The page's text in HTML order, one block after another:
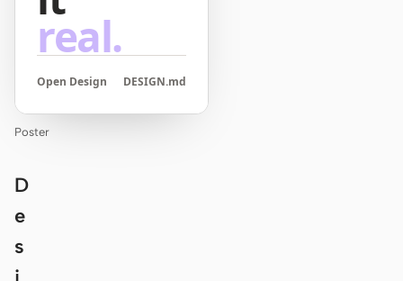
real.
Open Design DESIGN.md
Poster
D
e
s